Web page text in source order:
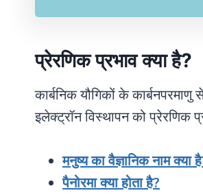
प्रेरणिक प्रभाव क्या है?
कार्बनिक यौगिकों के
इलेक्ट्रॉन विस्थापन को प्रेरणिक
मनुष्य का वैज्ञानिक नाम क्या
पैनोरमा क्या होता है?